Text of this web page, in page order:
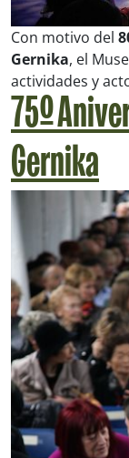
Con motivo del
Gernika, el
actividades y
75º
Gernika